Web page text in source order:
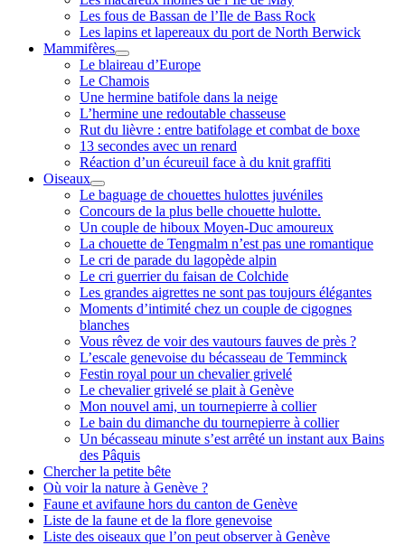
Les fous de Bassan de l’Ile de Bass Rock
Les lapins et lapereaux du port de North Berwick
Mammifères
ouvrir
menu
Le blaireau d’Europe
Le Chamois
Une hermine batifole dans la neige
L’hermine une redoutable chasseuse
Rut du lièvre : entre batifolage et combat de boxe
13 secondes avec un renard
Réaction d’un écureuil face à du knit graffiti
Oiseaux
ouvrir
menu
Le baguage de chouettes hulottes juvéniles
Concours de la plus belle chouette hulotte.
Un couple de hiboux Moyen-Duc amoureux
La chouette de Tengmalm n’est pas une romantique
Le cri de parade du lagopède alpin
Le cri guerrier du faisan de Colchide
Les grandes aigrettes ne sont pas toujours élégantes
Moments d’intimité chez un couple de cigognes
blanches
Vous rêvez de voir des vautours fauves de près ?
L’escale genevoise du bécasseau de Temminck
Festin royal pour un chevalier grivelé
Le chevalier grivelé se plait à Genève
Mon nouvel ami, un tournepierre à collier
Le bain du dimanche du tournepierre à collier
Un bécasseau minute s’est arrêté un instant aux Bains
des Pâquis
Chercher la petite bête
Où voir la nature à Genève ?
Faune et avifaune hors du canton de Genève
Liste de la faune et de la flore genevoise
Liste des oiseaux que l’on peut observer à Genève